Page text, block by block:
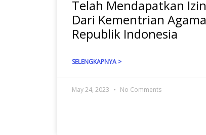
Telah Mendapatkan Izin
Dari Kementrian Agama
Republik Indonesia
SELENGKAPNYA >
May 24, 2023 No Comments